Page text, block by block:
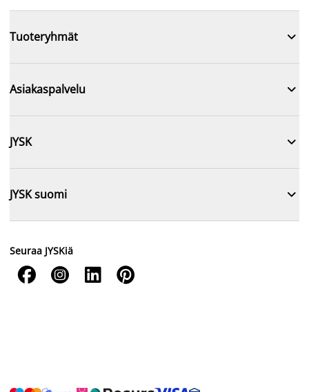
Tuoteryhmät 
Asiakaspalvelu 
JYSK 
JYSK suomi 
Seuraa JYSKiä
   